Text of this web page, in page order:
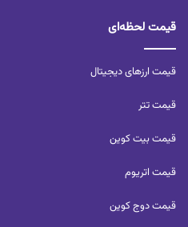
قیمت لحظه‌ای
قیمت ارزهای دیجیتال
قیمت تتر
قیمت بیت کوین
قیمت اتریوم
قیمت دوج کوین